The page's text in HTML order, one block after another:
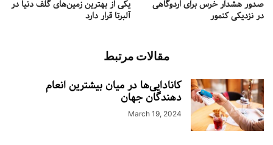
یکی از بهترین زمین‌های گلف دنیا در
آلبرتا قرار دارد
صدور هشدار خرس برای اردوگاهی
در نزدیکی کنمور
مقالات مرتبط
کانادایی‌ها در میان بیشترین انعام
دهندگان جهان
March 19, 2024